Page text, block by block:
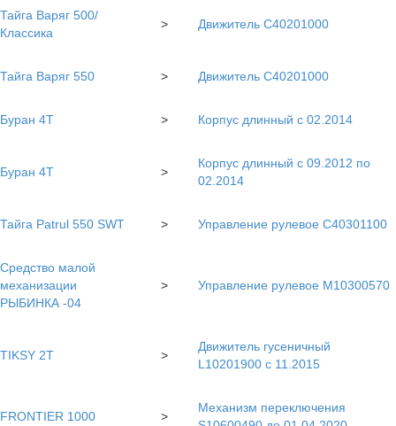
Тайга Варяг 500/
Классика
> Движитель С40201000
Тайга Варяг 550 > Движитель С40201000
Буран 4Т > Корпус длинный с 02.2014
Буран 4Т >
Корпус длинный с 09.2012 по
02.2014
Тайга Patrul 550 SWT > Управление рулевое C40301100
Средство малой
механизации
РЫБИНКА -04
> Управление рулевое М10300570
TIKSY 2T >
Движитель гусеничный
L10201900 с 11.2015
FRONTIER 1000 >
Механизм переключения